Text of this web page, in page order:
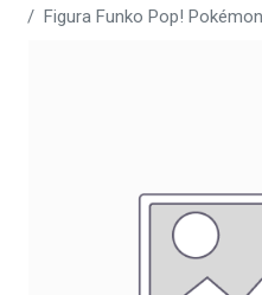
Figura Funko Pop!